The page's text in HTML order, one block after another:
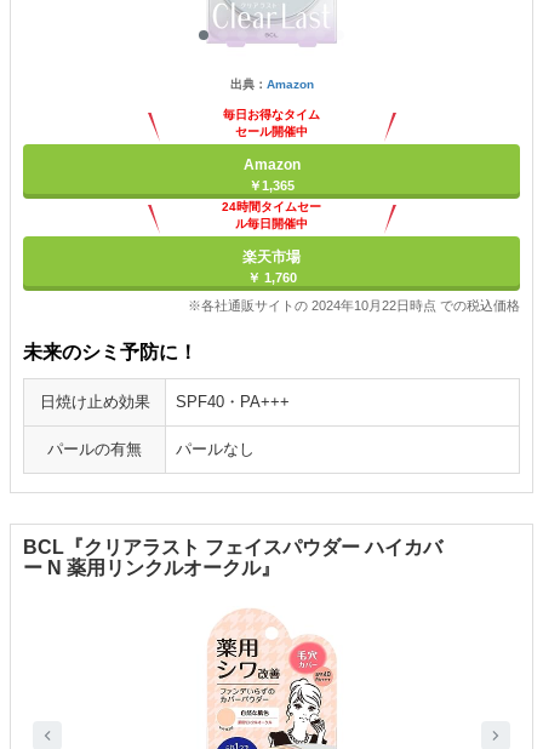
出典： Amazon
毎日お得なタイム
セール開催中
Amazon
￥1,365
24時間タイムセー
ル毎日開催中
楽天市場
￥ 1,760
※各社通販サイトの 2024年10月22日時点 での税込価格
未来のシミ予防に！
日焼け止め効果 SPF40・PA+++
パールの有無 パールなし
BCL『クリアラスト フェイスパウダー ハイカバ
ー N 薬用リンクルオークル』